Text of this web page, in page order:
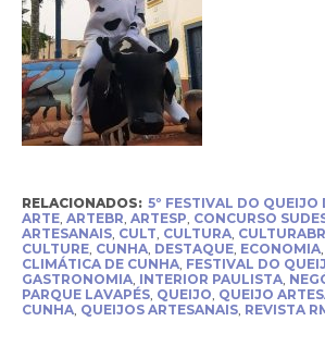
RELACIONADOS: 5º FESTIVAL DO QUEIJO
ARTE, ARTEBR, ARTESP, CONCURSO
ARTESANAIS, CULT, CULTURA, CULTURABR
CULTURE, CUNHA, DESTAQUE, ECONOMIA,
CLIMÁTICA DE CUNHA, FESTIVAL DO
GASTRONOMIA, INTERIOR PAULISTA,
PARQUE LAVAPÉS, QUEIJO, QUEIJO
CUNHA, QUEIJOS ARTESANAIS, REVISTA